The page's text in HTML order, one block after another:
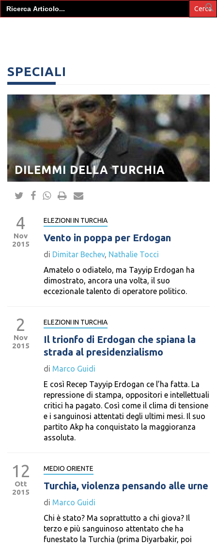
Search
for:
SPECIALI
DILEMMI DELLA TURCHIA
4
Nov
2015
ELEZIONI IN TURCHIA
Vento in poppa per Erdogan
di Dimitar Bechev, Nathalie Tocci
Amatelo o odiatelo, ma Tayyip Erdogan ha
dimostrato, ancora una volta, il suo
eccezionale talento di operatore politico.
2
Nov
2015
ELEZIONI IN TURCHIA
Il trionfo di Erdogan che spiana la
strada al presidenzialismo
di Marco Guidi
E così Recep Tayyip Erdogan ce l’ha fatta. La
repressione di stampa, oppositori e intellettuali
critici ha pagato. Così come il clima di tensione
e i sanguinosi attentati degli ultimi mesi. Il suo
partito Akp ha conquistato la maggioranza
assoluta.
12
Ott
2015
MEDIO ORIENTE
Turchia, violenza pensando alle urne
di Marco Guidi
Chi è stato? Ma soprattutto a chi giova? Il
terzo e più sanguinoso attentato che ha
funestato la Turchia (prima Diyarbakir, poi